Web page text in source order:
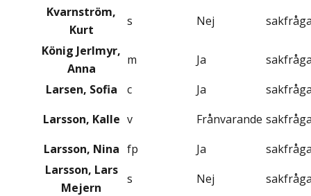
Kvarnström,
Kurt
s Nej
König Jerlmyr,
Anna
m Ja
Larsen, Sofia
c Ja
Larsson, Kalle v Frånvarande
Larsson, Nina fp Ja
Larsson, Lars
Mejern
s Nej